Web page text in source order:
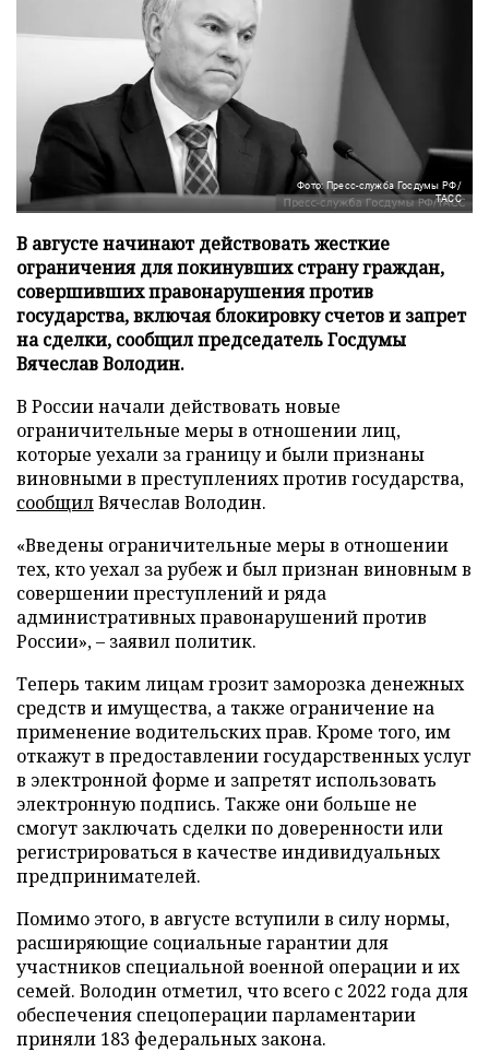
Фото: Пресс-служба Госдумы РФ/
ТАСС
В августе начинают действовать жесткие
ограничения для покинувших страну граждан,
совершивших правонарушения против
государства, включая блокировку счетов и запрет
на сделки, сообщил председатель Госдумы
Вячеслав Володин.
В России начали действовать новые
ограничительные меры в отношении лиц,
которые уехали за границу и были признаны
виновными в преступлениях против государства,
сообщилВячеслав Володин.
«Введены ограничительные меры в отношении
тех, кто уехал за рубеж и был признан виновным в
совершении преступлений и ряда
административных правонарушений против
России», – заявил политик.
Теперь таким лицам грозит заморозка денежных
средств и имущества, а также ограничение на
применение водительских прав. Кроме того, им
откажут в предоставлении государственных услуг
в электронной форме и запретят использовать
электронную подпись. Также они больше не
смогут заключать сделки по доверенности или
регистрироваться в качестве индивидуальных
предпринимателей.
Помимо этого, в августе вступили в силу нормы,
расширяющие социальные гарантии для
участников специальной военной операции и их
семей. Володин отметил, что всего с 2022 года для
обеспечения спецоперации парламентарии
приняли 183 федеральных закона.